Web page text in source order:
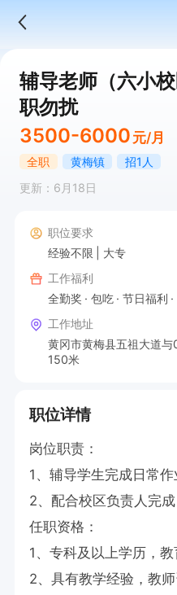
辅导老师（六小
职勿扰
3500-6000 元/月
全职 黄梅镇
招1人
更新：6月18日
职位要求
经验不限
大专
工作福利
全勤奖
包吃 节日福利
工作地址
黄冈市黄梅县五祖大道
150米
职位详情
岗位职责：
1、辅导学生完成日常作
2、配合校区负责人完成
任职资格：
1、专科及以上学历，教
2、具有教学经验，教